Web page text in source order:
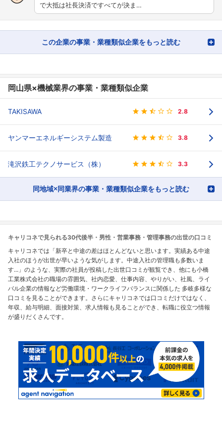
で大抵は社長決済ですべてが決ま…
この企業の事業・業種類似企業をもっと読む
岡山県×機械業界の事業・業種類似企業
TAKISAWA 2.8
ヤンマーエネルギーシステム製造 3.8
滝沢鉄工テクノサービス（株） 3.3
同地域×同業界の事業・業種類似企業をもっと読む
キャリコネで見られる30代後半・男性・営業事務・管理事務の出世の口コミ
キャリコネでは「新卒と中途の差はほとんどないと思います。実績ある中途
入社のほうが出世が早いような気がします。中途入社の管理職も多数いま
す...」のような、実際の社員が投稿した出世口コミが観覧でき、他にも小橋
工業株式会社の職場の雰囲気、社内恋愛、仕事内容、やりがい、社風、ライ
バル企業の情報など労働環境・ワークライフバランスに関係した 多岐多様な
口コミを見ることができます。さらにキャリコネでは口コミだけではなく、
年収、給与明細、面接対策、求人情報も見ることができ、転職に役立つ情報
が盛りだくさんです。